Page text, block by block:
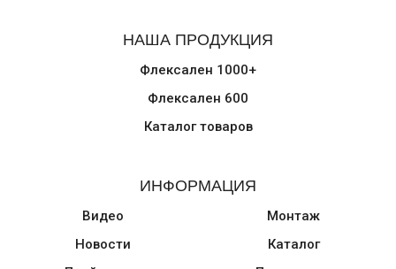
НАША ПРОДУКЦИЯ
Флексален 1000+
Флексален 600
Каталог товаров
ИНФОРМАЦИЯ
Видео
Новости
Монтаж
Каталог